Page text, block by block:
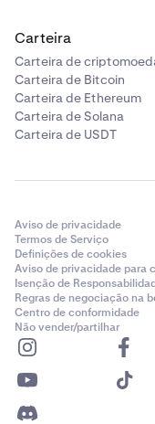
Carteira
Carteira de
Carteira de Bitcoin
Carteira de Ethereum
Carteira de Solana
Carteira de USDT
Aviso de privacidade
Termos de Serviço
Definições de cookies
Aviso de privacidade para
Isenção de
Regras de negociação na
Centro de conformidade
Não vender/partilhar